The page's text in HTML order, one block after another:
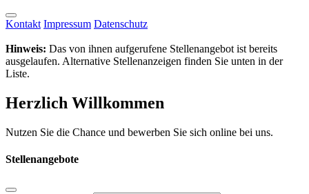
Kontakt Impressum Datenschutz
Hinweis: Das von ihnen aufgerufene Stellenangebot ist bereits
ausgelaufen. Alternative Stellenanzeigen finden Sie unten in der
Liste.
Herzlich Willkommen
Nutzen Sie die Chance und bewerben Sie sich online bei uns.
Stellenangebote